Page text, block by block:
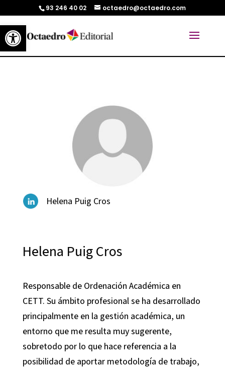
Abrir barra de herramientas
93 246 40 02 octaedro@octaedro.com
Helena Puig Cros
Helena Puig Cros
Responsable de Ordenación Académica en
CETT. Su ámbito profesional se ha desarrollado
principalmente en la gestión académica, un
entorno que me resulta muy sugerente,
sobretodo por lo que hace referencia a la
posibilidad de aportar metodología de trabajo,